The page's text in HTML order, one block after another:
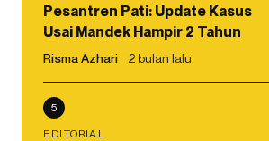
Pesantren Pati: Update Kasus
Usai Mandek Hampir 2 Tahun
Risma Azhari 2 bulan lalu
5
EDITORIAL